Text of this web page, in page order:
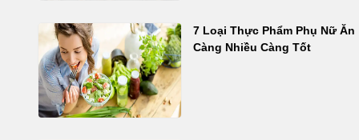
7 Loại Thực Phẩm Phụ Nữ Ăn
Càng Nhiều Càng Tốt